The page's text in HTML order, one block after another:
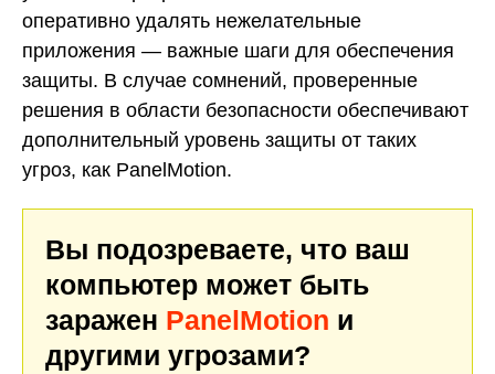
оперативно удалять нежелательные
приложения — важные шаги для обеспечения
защиты. В случае сомнений, проверенные
решения в области безопасности обеспечивают
дополнительный уровень защиты от таких
угроз, как PanelMotion.
Вы подозреваете, что ваш
компьютер может быть
заражен PanelMotion и
другими угрозами?